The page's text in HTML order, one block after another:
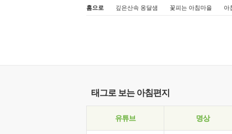
홈으로 깊은산속 옹달샘 꽃피는 아침마을 아
태그로 보는 아침편지
유튜브 명상